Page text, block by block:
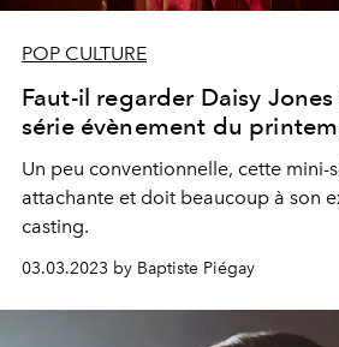
POP CULTURE
Faut-il regarder Daisy Jones
série évènement du
Un peu conventionnelle, cette mini-
attachante et doit beaucoup à son
casting.
03.03.2023 by Baptiste Piégay